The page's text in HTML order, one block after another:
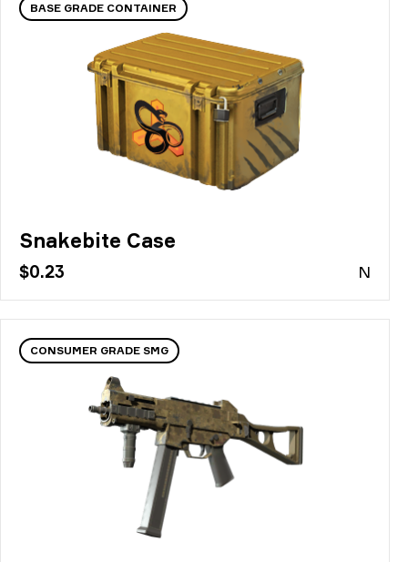
BASE GRADE CONTAINER
Snakebite Case
$0.23 N
CONSUMER GRADE SMG